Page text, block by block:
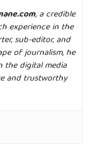
, a credible
experience in the
sub-editor, and
of journalism, he
the digital media
and trustworthy